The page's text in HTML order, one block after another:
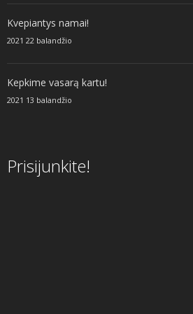
Kvepiantys namai!
2021 22 balandžio
Kepkime vasarą kartu!
2021 13 balandžio
Prisijunkite!